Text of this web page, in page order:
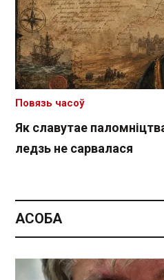
Як славутае
ледзь не сарвалася
Повязь часоў
АСОБА